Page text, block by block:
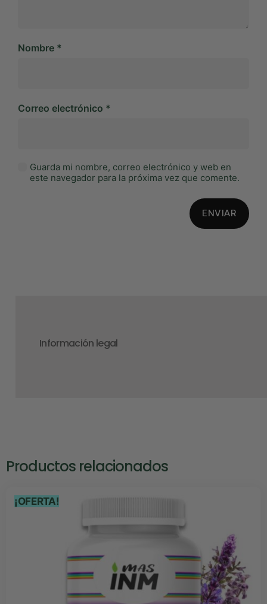
Nombre *
Correo electrónico *
Guarda mi nombre, correo electrónico y web en
este navegador para la próxima vez que comente.
Información legal
Productos relacionados
¡OFERTA!